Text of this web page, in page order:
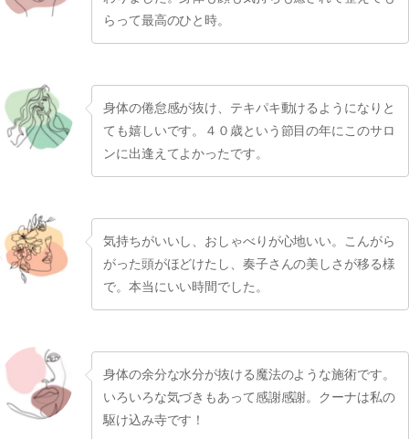
らって最高のひと時。
身体の倦怠感が抜け、テキパキ動けるようになりと
ても嬉しいです。４０歳という節目の年にこのサロ
ンに出逢えてよかったです。
気持ちがいいし、おしゃべりが心地いい。こんがら
がった頭がほどけたし、奏子さんの美しさが移る様
で。本当にいい時間でした。
身体の余分な水分が抜ける魔法のような施術です。
いろいろな気づきもあって感謝感謝。クーナは私の
駆け込み寺です！